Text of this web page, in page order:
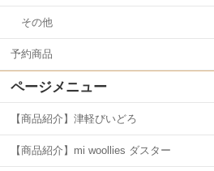
その他
予約商品
ページメニュー
【商品紹介】津軽びいどろ
【商品紹介】mi woollies ダスター